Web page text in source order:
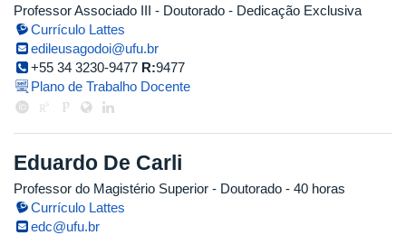
Professor Associado III - Doutorado - Dedicação Exclusiva
Currículo Lattes
edileusagodoi@ufu.br
+55 34 3230-9477 R:9477
Plano de Trabalho Docente
Eduardo De Carli
Professor do Magistério Superior - Doutorado - 40 horas
Currículo Lattes
edc@ufu.br